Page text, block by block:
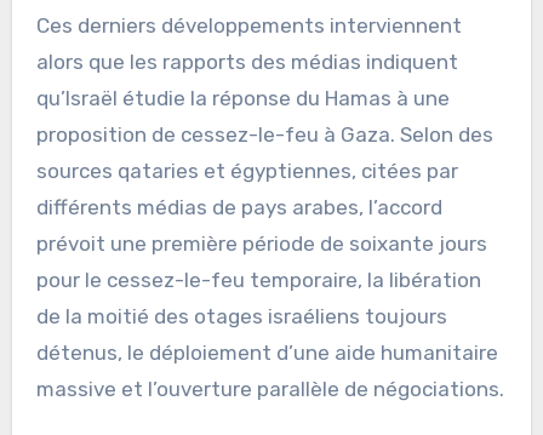
Ces derniers développements interviennent
alors que les rapports des médias indiquent
qu’Israël étudie la réponse du Hamas à une
proposition de cessez-le-feu à Gaza. Selon des
sources qataries et égyptiennes, citées par
différents médias de pays arabes, l’accord
prévoit une première période de soixante jours
pour le cessez-le-feu temporaire, la libération
de la moitié des otages israéliens toujours
détenus, le déploiement d’une aide humanitaire
massive et l’ouverture parallèle de négociations.